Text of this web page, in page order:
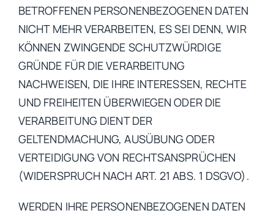
BETROFFENEN PERSONENBEZOGENEN DATEN
NICHT MEHR VERARBEITEN, ES SEI DENN, WIR
KÖNNEN ZWINGENDE SCHUTZWÜRDIGE
GRÜNDE FÜR DIE VERARBEITUNG
NACHWEISEN, DIE IHRE INTERESSEN, RECHTE
UND FREIHEITEN ÜBERWIEGEN ODER DIE
VERARBEITUNG DIENT DER
GELTENDMACHUNG, AUSÜBUNG ODER
VERTEIDIGUNG VON RECHTSANSPRÜCHEN
(WIDERSPRUCH NACH ART. 21 ABS. 1 DSGVO).
WERDEN IHRE PERSONENBEZOGENEN DATEN